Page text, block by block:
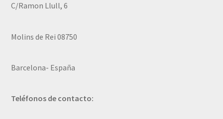
C/Ramon Llull, 6
Molins de Rei 08750
Barcelona- España
Teléfonos de contacto: